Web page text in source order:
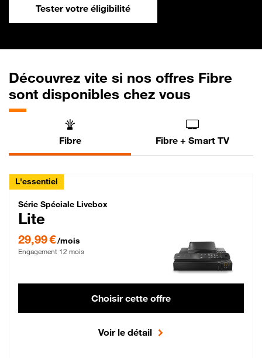
Tester votre éligibilité
Découvrez vite si nos offres Fibre
sont disponibles chez vous
Fibre Fibre + Smart TV
L'essentiel
Série Spéciale Livebox Lite Fibre
Série Spéciale Livebox
Lite
29,99 €/mois
Engagement 12 mois
Choisir cette offre
Voir le détail